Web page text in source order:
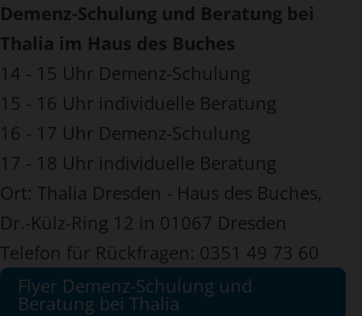
Demenz-Schulung und Beratung bei
Thalia im Haus des Buches
14 - 15 Uhr Demenz-Schulung
15 - 16 Uhr individuelle Beratung
16 - 17 Uhr Demenz-Schulung
17 - 18 Uhr individuelle Beratung
Ort: Thalia Dresden - Haus des Buches,
Dr.-Külz-Ring 12 in 01067 Dresden
Telefon für Rückfragen: 0351 49 73 60
Flyer Demenz-Schulung und
Beratung bei Thalia